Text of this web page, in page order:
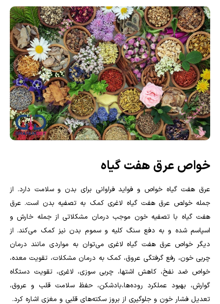
خواص عرق هفت گیاه
عرق هفت گیاه خواص و فواید فراوانی برای بدن و سلامت دارد. از
جمله خولص عرق هفت گیاه لاغری کمک به تصفیه بدن است. عرق
هفت گیاه با تصفیه خون موجب درمان مشکلاتی از جمله خارش و
اسپاسم شده و به دفع سنگ کلیه و سموم بدن نیز کمک می‌کند. از
دیگر خواص عرق هفت گیاه لاغری می‌توان به مواردی مانند درمان
چربی خون، رفع گرفتگی عروق، کمک به درمان مشکلات، تقویت معده،
خواص ضد نفخ، کاهش اشتها، چربی سوزی، لاغری، تقویت دستگاه
گوارش، بهبود عملکرد روده‌ها،بادشکن، حفظ سلامت قلب و عروق،
تعدیل فشار خون و جلوگیری از بروز سکته‌های قلبی و مغزی اشاره کرد.